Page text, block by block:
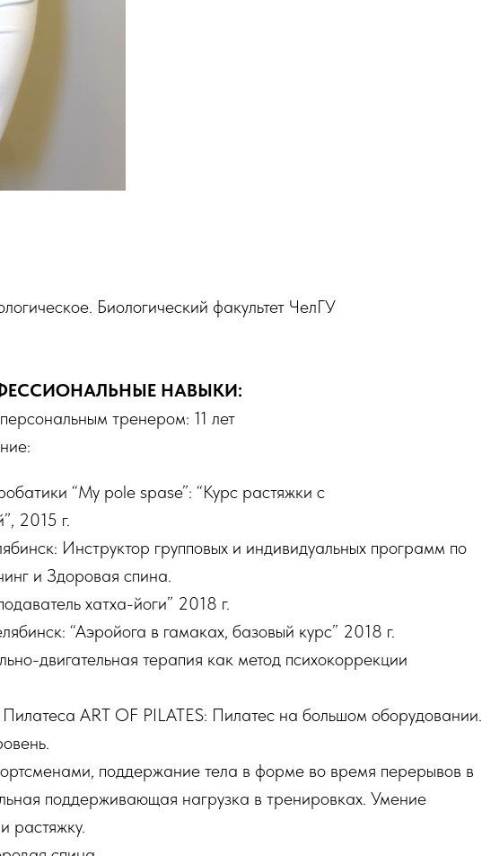
Биологический факультет ЧелГУ
НАВЫКИ:
тренером: 11 лет
“My pole spase”: “Курс растяжки с
2015 г.
Инструктор групповых и индивидуальных программ по
и Здоровая спина.
хатха-йоги” 2018 г.
“Аэройога в гамаках, базовый курс” 2018 г.
двигательная терапия как метод психокоррекции
ART OF PILATES: Пилатес на большом оборудовании.
поддержание тела в форме во время перерывов в
поддерживающая нагрузка в тренировках. Умение
растяжку.